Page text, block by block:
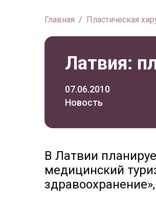
Главная Пластическая
Латвия:
07.06.2010
Новость
В Латвии
медицинский